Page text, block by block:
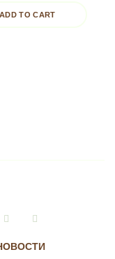
ADD TO CART
VkontakteInstagram